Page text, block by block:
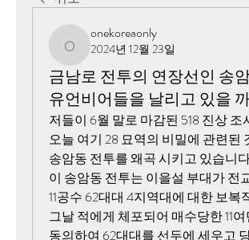
onekoreaonly
onekoreaonly
2024년 12월 23일
금남로 전투의 연장선인 송
유언비어들을 날리고 있을
저들이 6월 말로 마감된 518 진상
오늘 여기 28 묘역의 비밀에 관련된
송암동 전투를 왜곡 시키고 있습니
이 송암동 전투는 이을설 부대가 전
11공수 62대대 4지역대에 대한 보복
그날 적에게 체포되어 매수당한 11
동의하여 62대대를 선두에 세우고